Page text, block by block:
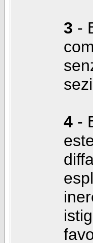
3 -
4 -